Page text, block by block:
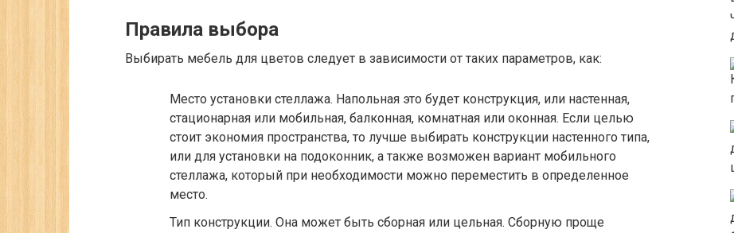
Правила выбора
Выбирать мебель для цветов следует в зависимости от таких параметров, как:
Место установки стеллажа. Напольная это будет конструкция, или настенная,
стационарная или мобильная, балконная, комнатная или оконная. Если целью
стоит экономия пространства, то лучше выбирать конструкции настенного типа,
или для установки на подоконник, а также возможен вариант мобильного
стеллажа, который при необходимости можно переместить в определенное
место.
Тип конструкции. Она может быть сборная или цельная. Сборную проще